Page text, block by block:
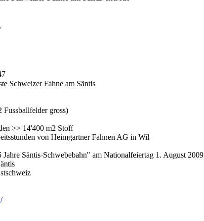
Schweizer Fahne am Säntis
Fussballfelder gross)
>> 14'400 m2 Stoff
von Heimgartner Fahnen AG in Wil
Säntis-Schwebebahn" am Nationalfeiertag 1. August 2009